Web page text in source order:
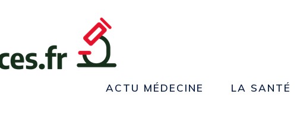
ACTU MÉDECINE LA SANTÉ